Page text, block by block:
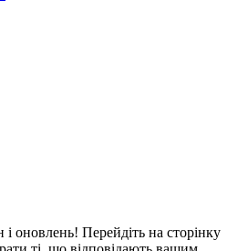
і оновлень! Перейдіть на сторінку